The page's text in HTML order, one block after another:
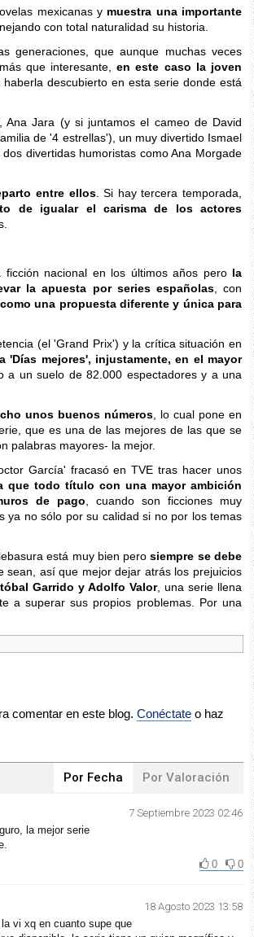
mexicanas y muestra una importante
con total naturalidad su historia.
generaciones, que aunque muchas veces
que interesante,en este caso la joven
descubierto en esta serie donde está
Ana Jara (y si juntamos el cameo de David
de '4 estrellas'), un muy divertido Ismael
divertidas humoristas como Ana Morgade
entre ellos. Si hay tercera temporada,
de igualar el carisma de los actores
nacional en los últimos años pero la
la apuesta por series españolas, con
una propuesta diferente y única para
(el 'Grand Prix') y la crítica situación en
'Días mejores', injustamente, en el mayor
a un suelo de 82.000 espectadores y a una
unos buenos números, lo cual pone en
que es una de las mejores de las que se
palabras mayores- la mejor.
García' fracasó en TVE tras hacer unos
que todo título con una mayor ambición
de pago , cuando son ficciones muy
ya no sólo por su calidad si no por los temas
está muy bien perosiempre se debe
sean, así que mejor dejar atrás los prejuicios
Garrido y Adolfo Valor, una serie llena
a superar sus propios problemas. Por una
comentar en este blog. Conéctate o haz
Por Fecha Por Valoración
7 Septiembre 2023 02:46
la mejor serie
0
0
18 Agosto 2023 13:58
vi xq en cuanto supe que